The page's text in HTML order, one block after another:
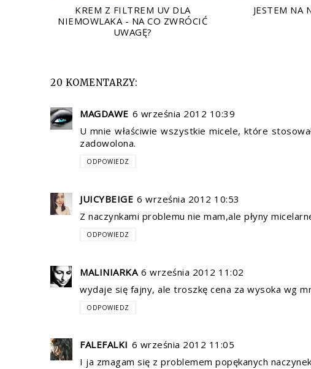
KREM Z FILTREM UV DLA
NIEMOWLAKA - NA CO ZWRÓCIĆ
UWAGĘ?
JESTEM NA
20 KOMENTARZY:
MAGDAWE 6 września 2012 10:39
U mnie właściwie wszystkie micele, które
zadowolona.
ODPOWIEDZ
JUICYBEIGE 6 września 2012 10:53
Z naczynkami problemu nie mam,ale płyny
ODPOWIEDZ
MALINIARKA 6 września 2012 11:02
wydaje się fajny, ale troszkę cena za wysoka wg
ODPOWIEDZ
FALEFALKI 6 września 2012 11:05
I ja zmagam się z problemem popękanych